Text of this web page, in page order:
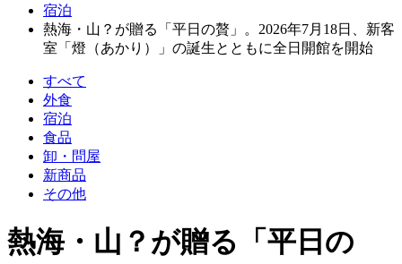
宿泊
熱海・山？が贈る「平日の贅」。2026年7月18日、新客
室「燈（あかり）」の誕生とともに全日開館を開始
すべて
外食
宿泊
食品
卸・問屋
新商品
その他
熱海・山？が贈る「平日の